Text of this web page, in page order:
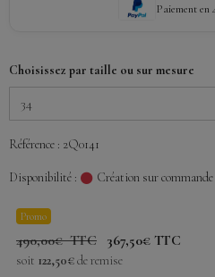
Paiement en
Choisissez par taille ou sur mesure
Référence : 2Q0141
Disponibilité : Création sur commande
Promo
490,00€ TTC 367,50€ TTC
soit 122,50€de remise